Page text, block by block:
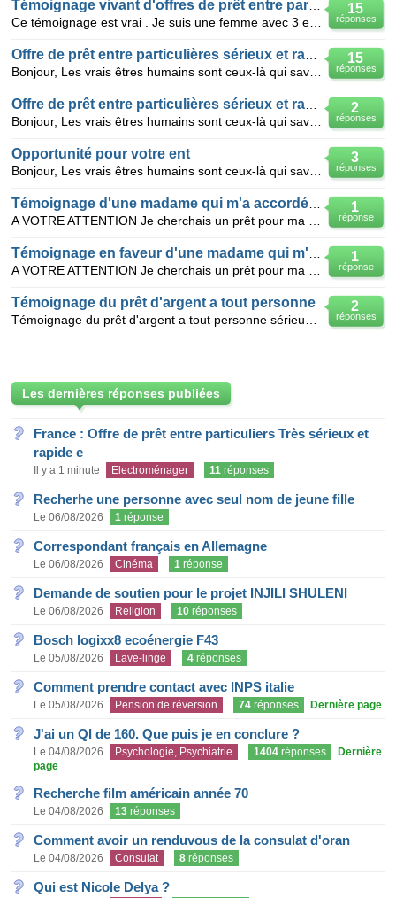
15
réponses
15
réponses
2
réponses
3
réponses
Opportunité pour votre ent
1
réponse
1
réponse
2
réponses
Témoignage du prêt d'argent a tout personne
Les dernières réponses publiées
France : Offre de prêt entre particuliers Très sérieux et
rapide e
Il y a 1 minute Electroménager 11 réponses
Recherhe une personne avec seul nom de jeune fille
Le 06/08/2026 1 réponse
Correspondant français en Allemagne
Le 06/08/2026 Cinéma 1 réponse
Demande de soutien pour le projet INJILI SHULENI
Le 06/08/2026 Religion 10 réponses
Bosch logixx8 ecoénergie F43
Le 05/08/2026 Lave-linge 4 réponses
Comment prendre contact avec INPS italie
Le 05/08/2026 Pension de réversion 74 réponses Dernière page
J'ai un QI de 160. Que puis je en conclure ?
Le 04/08/2026 Psychologie, Psychiatrie 1404 réponses
Dernière
page
Recherche film américain année 70
Le 04/08/2026 13 réponses
Comment avoir un renduvous de la consulat d'oran
Le 04/08/2026 Consulat 8 réponses
Qui est Nicole Delya ?